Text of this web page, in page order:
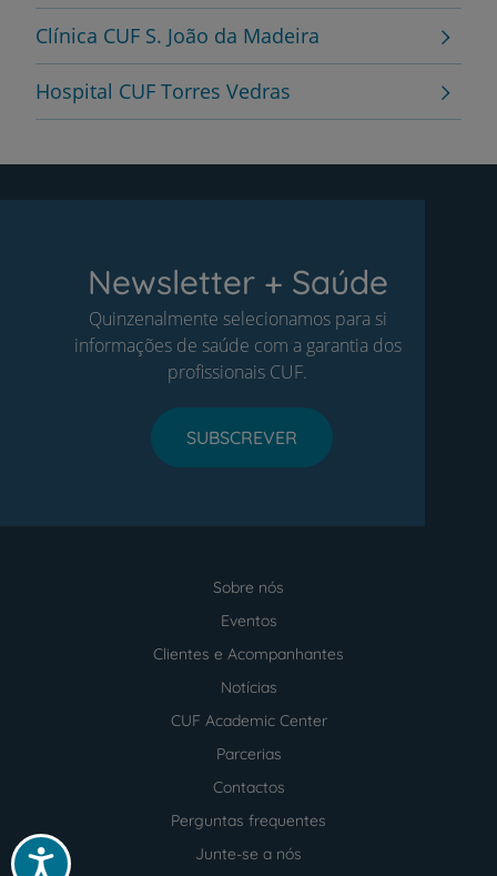
Acessibilidade
Clínica CUF S. João da Madeira
Hospital CUF Torres Vedras
Newsletter + Saúde
Quinzenalmente selecionamos para si
informações de saúde com a garantia dos
profissionais CUF.
SUBSCREVER
Sobre nós
Eventos
Clientes e Acompanhantes
Notícias
CUF Academic Center
Parcerias
Contactos
Perguntas frequentes
Junte-se a nós